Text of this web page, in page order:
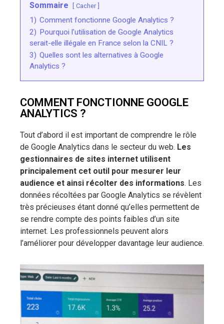
Sommaire Cacher
1) Comment fonctionne Google Analytics ?
2) Pourquoi l’utilisation de Google Analytics
serait-elle illégale en France selon la CNIL ?
3) Quelles sont les alternatives à Google
Analytics ?
COMMENT FONCTIONNE GOOGLE
ANALYTICS ?
Tout d’abord il est important de comprendre le rôle
de Google Analytics dans le secteur du web. Les
gestionnaires de sites internet utilisent
principalement cet outil pour mesurer leur
audience et ainsi récolter des informations. Les
données récoltées par Google Analytics se révèlent
très précieuses étant donné qu’elles permettent de
se rendre compte des points faibles d’un site
internet. Les professionnels peuvent alors
l’améliorer pour développer davantage leur audience.